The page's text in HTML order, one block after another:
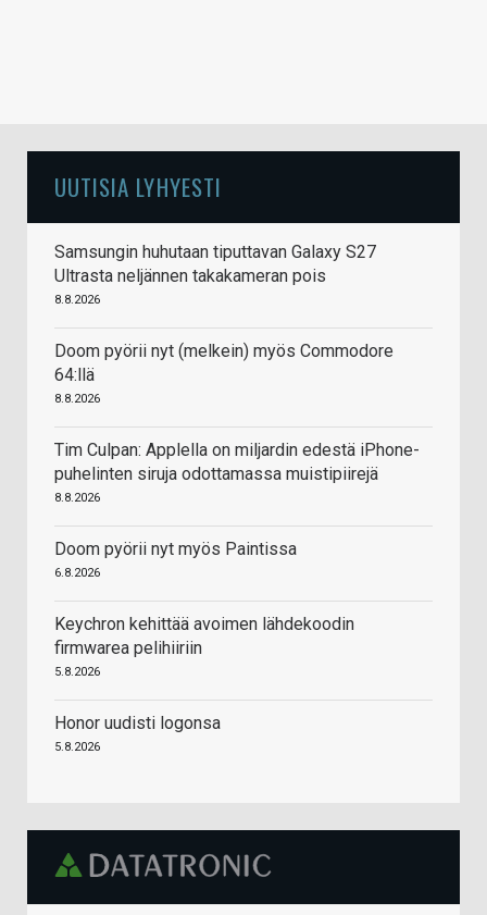
UUTISIA LYHYESTI
Samsungin huhutaan tiputtavan Galaxy S27
Ultrasta neljännen takakameran pois
8.8.2026
Doom pyörii nyt (melkein) myös Commodore
64:llä
8.8.2026
Tim Culpan: Applella on miljardin edestä iPhone-
puhelinten siruja odottamassa muistipiirejä
8.8.2026
Doom pyörii nyt myös Paintissa
6.8.2026
Keychron kehittää avoimen lähdekoodin
firmwarea pelihiiriin
5.8.2026
Honor uudisti logonsa
5.8.2026